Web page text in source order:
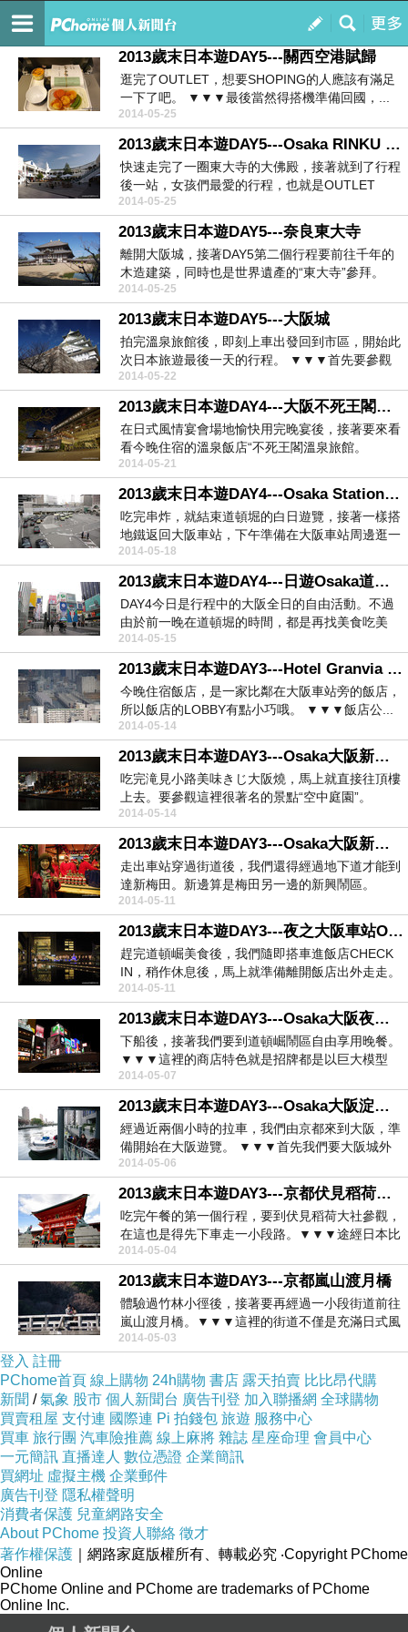
我的
訂閱
YSS167雄雄的生活相記
2013歲末日本遊DAY5---關西空港賦歸
逛完了OUTLET，想要SHOPING的人應該有滿足
一下了吧。 ▼▼▼最後當然得搭機準備回國，...
2014-05-25
2013歲末日本遊DAY5---Osaka RINKU PREMIUM OUTLET
快速走完了一圈東大寺的大佛殿，接著就到了行程
後一站，女孩們最愛的行程，也就是OUTLET
shopi...
2014-05-25
2013歲末日本遊DAY5---奈良東大寺
離開大阪城，接著DAY5第二個行程要前往千年的
木造建築，同時也是世界遺產的“東大寺”參拜。
▼...
2014-05-25
2013歲末日本遊DAY5---大阪城
拍完溫泉旅館後，即刻上車出發回到市區，開始此
次日本旅遊最後一天的行程。 ▼▼▼首先要參觀
的景點...
2014-05-22
2013歲末日本遊DAY4---大阪不死王閣溫泉旅館
在日式風情宴會場地愉快用完晚宴後，接著要來看
看今晚住宿的溫泉飯店“不死王閣溫泉旅館。
▼▼...
2014-05-21
2013歲末日本遊DAY4---Osaka Station大阪車站
吃完串炸，就結束道頓堀的白日遊覽，接著一樣搭
地鐵返回大阪車站，下午準備在大阪車站周邊逛一
逛。 ...
2014-05-18
2013歲末日本遊DAY4---日遊Osaka道頓堀&心齋橋筋
DAY4今日是行程中的大阪全日的自由活動。不過
由於前一晚在道頓堀的時間，都是再找美食吃美
食，並沒有逛...
2014-05-15
2013歲末日本遊DAY3---Hotel Granvia Osaka
今晚住宿飯店，是一家比鄰在大阪車站旁的飯店，
所以飯店的LOBBY有點小巧哦。 ▼▼▼飯店公...
2014-05-14
2013歲末日本遊DAY3---Osaka大阪新梅田空中庭園
吃完滝見小路美味きじ大阪燒，馬上就直接往頂樓
上去。要參觀這裡很著名的景點“空中庭園”。
▼▼▼當日因是...
2014-05-14
2013歲末日本遊DAY3---Osaka大阪新梅田
走出車站穿過街道後，我們還得經過地下道才能到
達新梅田。新邊算是梅田另一邊的新興鬧區。
▼▼...
2014-05-11
2013歲末日本遊DAY3---夜之大阪車站Osaka Station
趕完道頓崛美食後，我們隨即搭車進飯店CHECK
IN，稍作休息後，馬上就準備離開飯店出外走走。
原因是...
2014-05-11
2013歲末日本遊DAY3---Osaka大阪夜之道頓崛、心齊橋
下船後，接著我們要到道頓崛鬧區自由享用晚餐。
▼▼▼這裡的商店特色就是招牌都是以巨大模型
呈...
2014-05-07
2013歲末日本遊DAY3---Osaka大阪淀屋橋港水上巴士
經過近兩個小時的拉車，我們由京都來到大阪，準
備開始在大阪遊覽。 ▼▼▼首先我們要大阪城外
搭乘水...
2014-05-06
2013歲末日本遊DAY3---京都伏見稻荷大社
吃完午餐的第一個行程，要到伏見稻荷大社參觀，
在這也是得先下車走一小段路。▼▼▼途經日本比
較傳統式的鐵...
2014-05-04
2013歲末日本遊DAY3---京都嵐山渡月橋
體驗過竹林小徑後，接著要再經過一小段街道前往
嵐山渡月橋。▼▼▼這裡的街道不僅是充滿日式風
情，也有些許...
2014-05-03
登入 註冊
PChome首頁 線上購物 24h購物 書店 露天拍賣 比比昂代購
新聞 /氣象 股市 個人新聞台 廣告刊登 加入聯播網 全球購物
買賣租屋 支付連 國際連 Pi 拍錢包 旅遊 服務中心
買車 旅行團 汽車險推薦 線上麻將 雜誌 星座命理 會員中心
一元簡訊 直播達人 數位憑證 企業簡訊
買網址 虛擬主機 企業郵件
廣告刊登 隱私權聲明
消費者保護 兒童網路安全
About PChome 投資人聯絡 徵才
著作權保護 ｜網路家庭版權所有、轉載必究 ‧Copyright PChome
Online
PChome Online and PChome are trademarks of PChome
Online Inc.